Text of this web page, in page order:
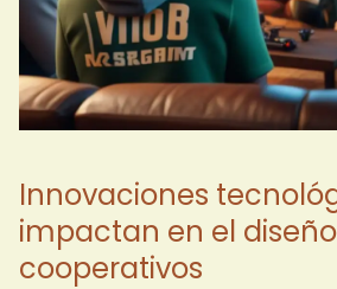
Innovaciones
impactan en el
cooperativos